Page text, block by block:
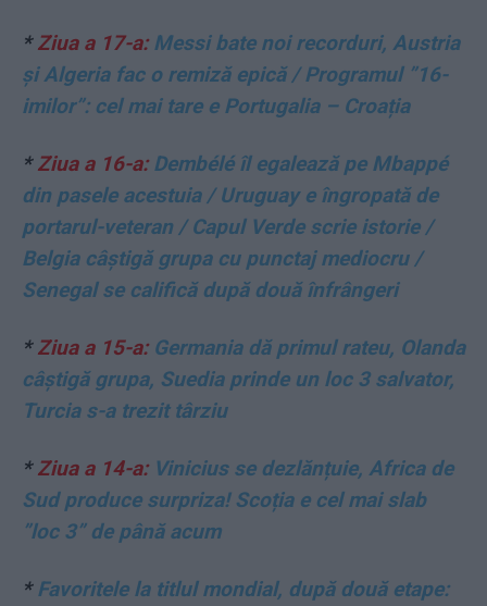
*Ziua a 17-a:Messi bate noi recorduri, Austria
și Algeria fac o remiză epică / Programul ”16-
imilor”: cel mai tare e Portugalia – Croația
*Ziua a 16-a:Dembélé îl egalează pe Mbappé
din pasele acestuia / Uruguay e îngropată de
portarul-veteran / Capul Verde scrie istorie /
Belgia câștigă grupa cu punctaj mediocru /
Senegal se califică după două înfrângeri
*Ziua a 15-a:Germania dă primul rateu, Olanda
câștigă grupa, Suedia prinde un loc 3 salvator,
Turcia s-a trezit târziu
*Ziua a 14-a:Vinicius se dezlănțuie, Africa de
Sud produce surpriza! Scoția e cel mai slab
”loc 3” de până acum
*Favoritele la titlul mondial, după două etape: